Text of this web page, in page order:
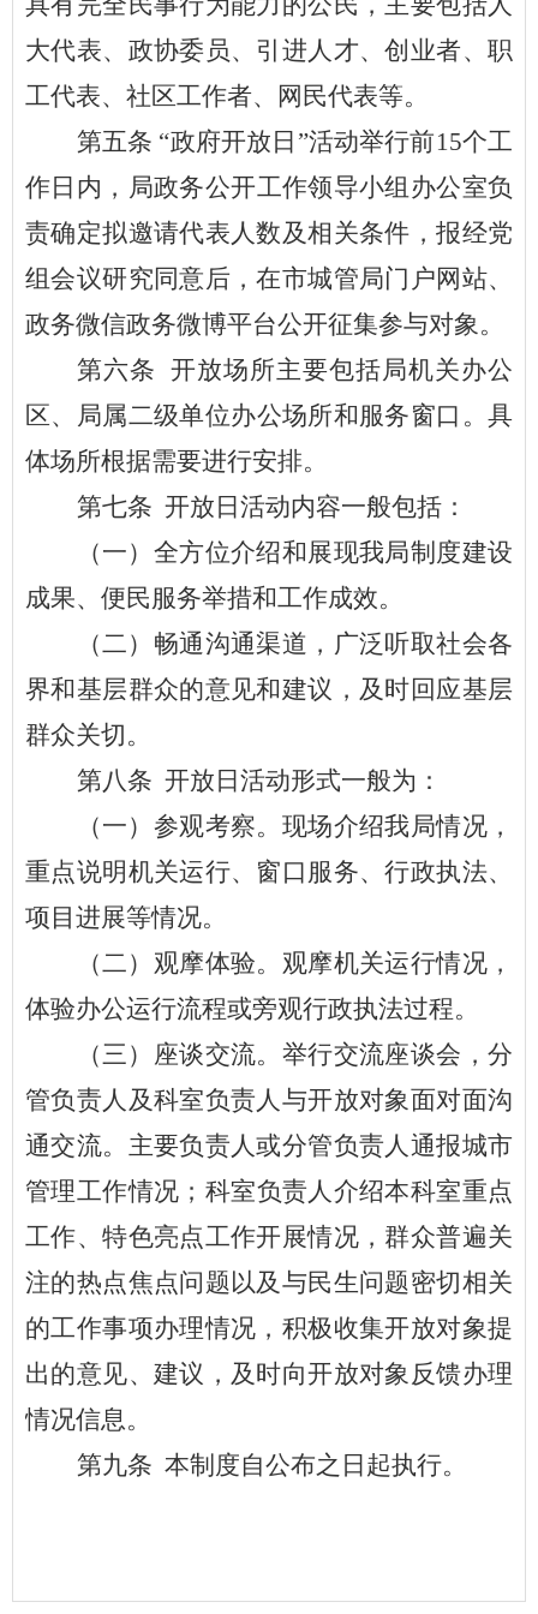
大代表、政协委员、引进人才、创业者、职
工代表、社区工作者、网民代表等。
第五条 “政府开放日”活动举行前15个工
作日内， 局政务公开工作领导小组办公室负
责确定拟邀请代表人数及相关条件，报经党
组会议研究同意后，在市城管局门户网站、
政务微信政务微博平台公开征集参与对象。
第六条 开放场所主要包括局机关办公
区、 局属二级单位办公场所和服务窗口。具
体场所根据需要进行安排。
第七条 开放日活动内容一般包括：
（一）全方位介绍和展现我局制度建设
成果、便民服务举措和工作成效。
（二）畅通沟通渠道，广泛听取社会各
界和基层群众的意见和建议，及时回应基层
群众关切。
第八条 开放日活动形式一般为 ：
（一）参观考察。现场介绍我局情况，
重点说明机关运行、窗口服务、行政执法、
项目进展等情况。
（二）观摩体验。观摩机关运行情况，
体验办公运行流程或旁观行政执法过程。
（三）座谈交流。举行交流座谈会，分
管负责人及科室负责人与开放对象面对面沟
通交流。主要负责人或分管负责人通报城市
管理工作情况；科室负责人介绍本科室重点
工作、特色亮点工作开展情况，群众普遍关
注的热点焦点问题以及与民生问题密切相关
的工作事项办理情况，积极收集开放对象提
出的意见、建议，及时向开放对象反馈办理
情况信息。
第九条 本制度自公布之日起执行。